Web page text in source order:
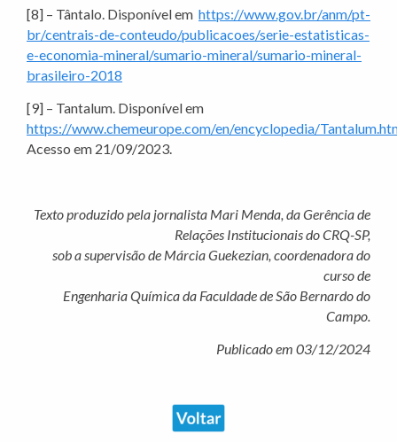
[8] – Tântalo. Disponível em https://www.gov.br/anm/pt-
br/centrais-de-conteudo/publicacoes/serie-estatisticas-
e-economia-mineral/sumario-mineral/sumario-mineral-
brasileiro-2018
[9] – Tantalum. Disponível em
https://www.chemeurope.com/en/encyclopedia/
Acesso em 21/09/2023.
Texto produzido pela jornalista Mari Menda, da Gerência de
Relações Institucionais do CRQ-SP,
sob a supervisão de Márcia Guekezian, coordenadora do
curso de
Engenharia Química da Faculdade de São Bernardo do
Campo.
Publicado em 03/12/2024